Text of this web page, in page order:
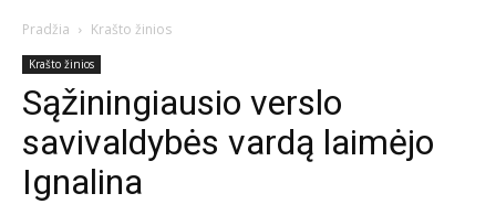
Pradžia Krašto žinios
Krašto žinios
Sąžiningiausio verslo
savivaldybės vardą laimėjo
Ignalina